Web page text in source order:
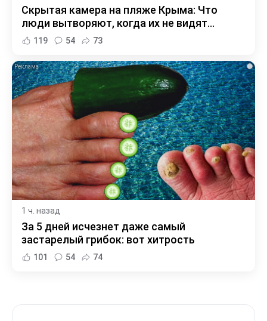
Скрытая камера на пляже Крыма: Что
люди вытворяют, когда их не видят...
119 54 73
i
1 ч. назад
За 5 дней исчезнет даже самый
застарелый грибок: вот хитрость
101 54 74